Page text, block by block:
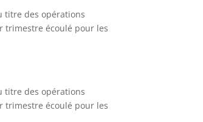
titre des opérations
trimestre écoulé pour les
titre des opérations
trimestre écoulé pour les